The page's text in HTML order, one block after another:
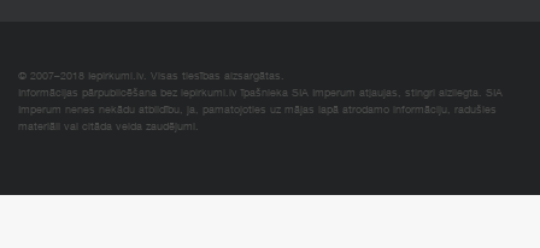
© 2007–2018 Iepirkumi.lv. Visas tiesības aizsargātas.
Informācijas pārpublicēšana bez iepirkumi.lv īpašnieka SIA Imperum atļaujas, stingri aizliegta. SIA
Imperum nenes nekādu atbildību, ja, pamatojoties uz mājas lapā atrodamo informāciju, radušies
materiāli vai citāda veida zaudējumi.